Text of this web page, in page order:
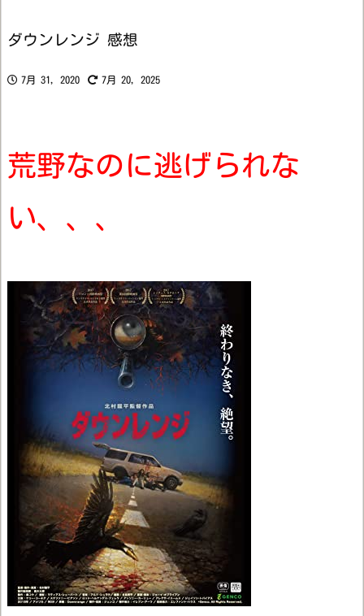
ダウンレンジ 感想
7月 31, 2020 7月 20, 2025
荒野なのに逃げられな
い、、、